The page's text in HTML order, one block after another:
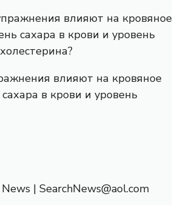
влияют на кровяное
в крови и уровень
| SearchNews@aol.com